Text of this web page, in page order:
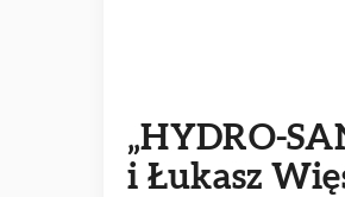
„HYDRO-
i Łukasz